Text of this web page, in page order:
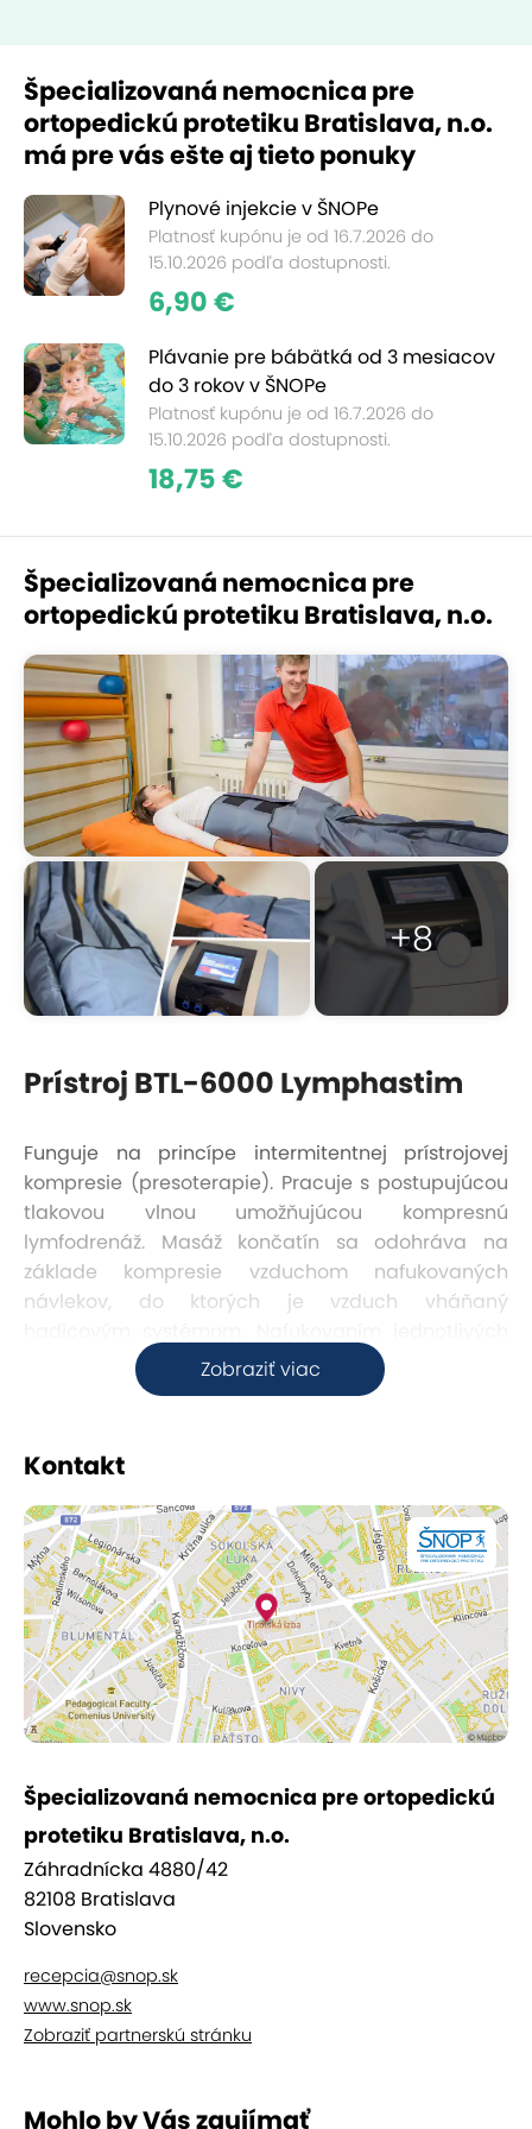
Špecializovaná nemocnica pre
ortopedickú protetiku Bratislava, n.o.
má pre vás ešte aj tieto ponuky
Plynové injekcie v ŠNOPe
Platnosť kupónu je od 16.7.2026 do
15.10.2026 podľa dostupnosti.
6,90 €
Plávanie pre bábätká od 3 mesiacov
do 3 rokov v ŠNOPe
Platnosť kupónu je od 16.7.2026 do
15.10.2026 podľa dostupnosti.
18,75 €
Špecializovaná nemocnica pre
ortopedickú protetiku Bratislava, n.o.
+8
Zobraziť viac
Prístroj BTL-6000 Lymphastim
Funguje na princípe intermitentnej prístrojovej
kompresie (presoterapie). Pracuje s postupujúcou
tlakovou vlnou umožňujúcou kompresnú
lymfodrenáž. Masáž končatín sa odohráva na
základe kompresie vzduchom nafukovaných
návlekov, do ktorých je vzduch vháňaný
komôr špeciálnych návlekov sa v stanovených
intervaloch vytvára pomaly postupujúci tlak, ktorý
Vznikajú jemné, rytmické tlakové vlny.
INDIKÁCIE:
opuchy pri postihnutí lymfatického systému
opuchy po zápale žíl
posttrombotický syndróm
chronická venózna insuficiencia
liečba bércových vredov
prevencia hlbokej žilnej trombózy pre
rehabilitácia poúrazových stavov spojených
s opuchom
opuchy spôsobené funkčným
opotrebovaním
regeneračné účinky, modelovanie postavy
KONTRAINDIKÁCIE:
gravidita
Kontakt
Špecializovaná nemocnica pre ortopedickú
protetiku Bratislava, n.o.
Záhradnícka 4880/42
82108 Bratislava
Slovensko
recepcia@snop.sk
www.snop.sk
Zobraziť partnerskú stránku
Mohlo by Vás zaujímať